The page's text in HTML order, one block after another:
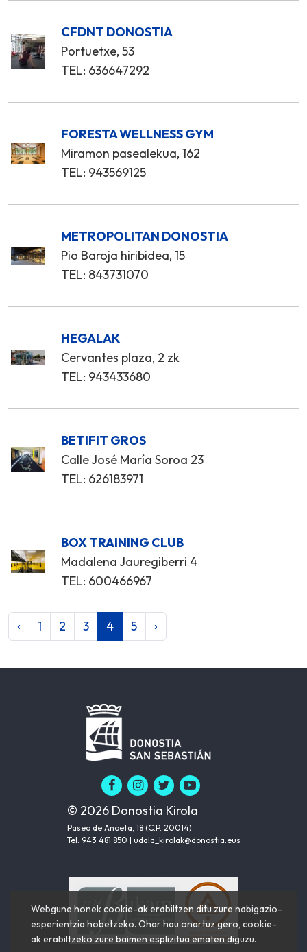
CFDNT DONOSTIA
Portuetxe, 53
TEL: 636647292
FORESTA WELLNESS GYM
Miramon pasealekua, 162
TEL: 943569125
METROPOLITAN DONOSTIA
Pio Baroja hiribidea, 15
TEL: 843731070
HEGALAK
Cervantes plaza, 2 zk
TEL: 943433680
BETIFIT GROS
Calle José María Soroa 23
TEL: 626183971
BOX TRAINING CLUB
Madalena Jauregiberri 4
TEL: 600466967
‹ 1 2 3 4 5 ›
© 2026 Donostia Kirola
Paseo de Anoeta, 18 (C.P. 20014)
Tel: 943 481 850 | udala_kirolak@donostia.eus
Webgune honek cookie-ak erabiltzen ditu zure nabigazio-
esperientzia hobetzeko. Ohar hau onartuz gero, cookie-
ak erabiltzeko zure baimen esplizitua ematen diguzu.